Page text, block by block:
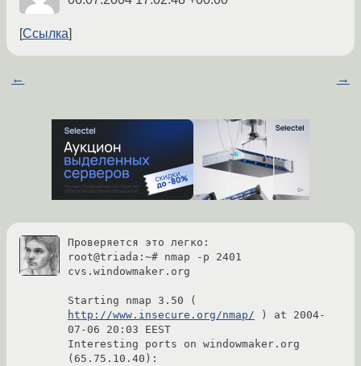
Ссылка
← →
Проверяется это легко:
root@triada:~# nmap -p 2401
cvs.windowmaker.org
http://www.insecure.org/nmap/ ) at 2004-
07-06 20:03 EEST
Interesting ports on windowmaker.org
(65.75.10.40):